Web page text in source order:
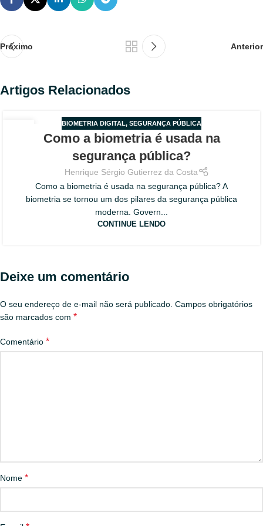
Próximo Anterior
Artigos Relacionados
BIOMETRIA DIGITAL, SEGURANÇA PÚBLICA
Como a biometria é usada na
segurança pública?
Henrique Sérgio Gutierrez da Costa
Como a biometria é usada na segurança pública? A
biometria se tornou um dos pilares da segurança pública
moderna. Govern...
CONTINUE LENDO
Deixe um comentário
O seu endereço de e-mail não será publicado. Campos obrigatórios
são marcados com *
Comentário *
Nome *